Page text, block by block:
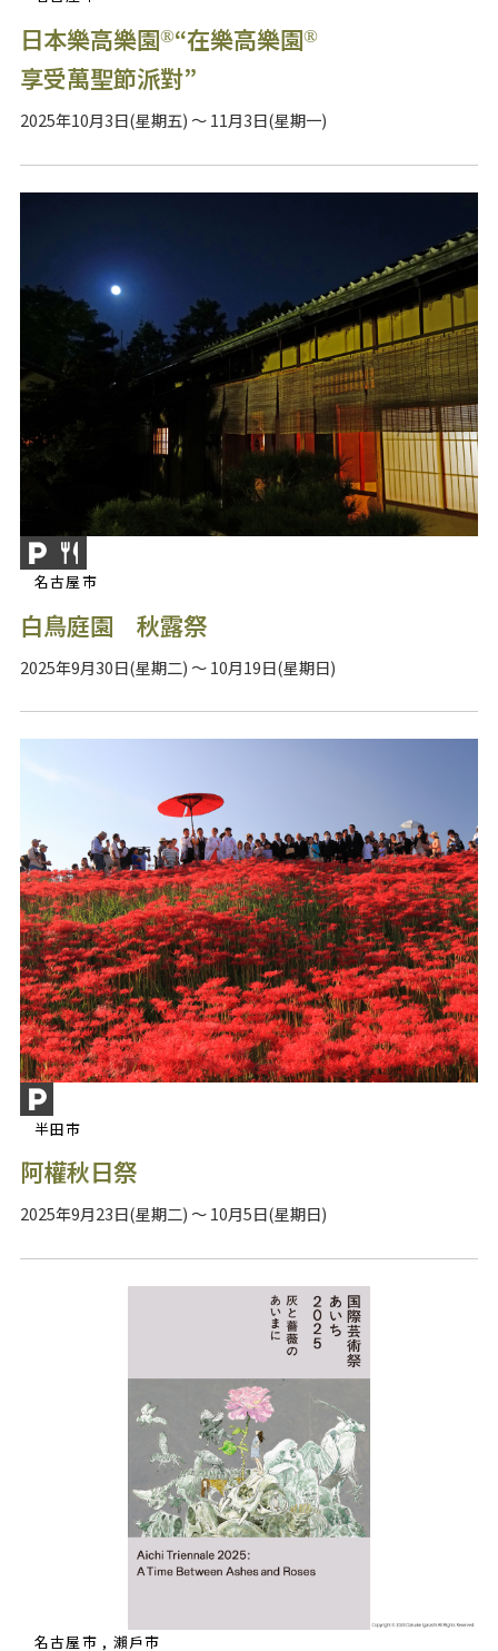
日本樂高樂園®“在樂高樂園®
享受萬聖節派對”
2025年10月3日(星期五) ～ 11月3日(星期一)
名古屋市
白鳥庭園 秋露祭
2025年9月30日(星期二) ～ 10月19日(星期日)
半田市
阿權秋日祭
2025年9月23日(星期二) ～ 10月5日(星期日)
名古屋市 , 瀨戶市